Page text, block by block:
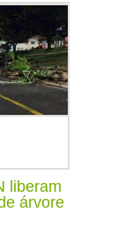
liberam
árvore